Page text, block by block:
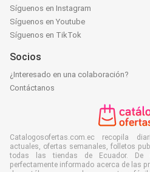
Síguenos en Instagram
Síguenos en Youtube
Síguenos en TikTok
Socios
¿Interesado en una colaboración?
Contáctanos
Catalogosofertas.com.ec recopila
actuales, ofertas semanales, folletos
todas las tiendas de Ecuador. De
perfectamente informado acerca de las